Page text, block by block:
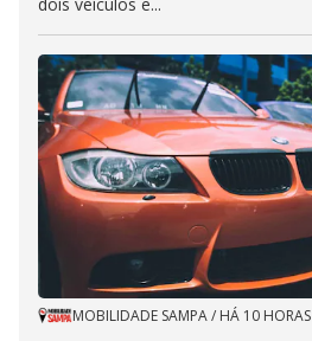
MOBILIDADE SAMPA/ HÁ 10 HORAS